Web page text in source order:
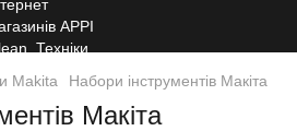
Makita Набори інструментів Макіта
Макіта